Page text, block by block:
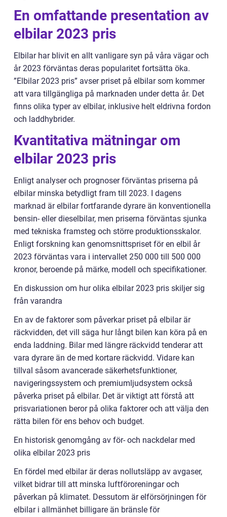
En omfattande presentation av
elbilar 2023 pris
Elbilar har blivit en allt vanligare syn på våra vägar och
år 2023 förväntas deras popularitet fortsätta öka.
”Elbilar 2023 pris” avser priset på elbilar som kommer
att vara tillgängliga på marknaden under detta år. Det
finns olika typer av elbilar, inklusive helt eldrivna fordon
och laddhybrider.
Kvantitativa mätningar om
elbilar 2023 pris
Enligt analyser och prognoser förväntas priserna på
elbilar minska betydligt fram till 2023. I dagens
marknad är elbilar fortfarande dyrare än konventionella
bensin- eller dieselbilar, men priserna förväntas sjunka
med tekniska framsteg och större produktionsskalor.
Enligt forskning kan genomsnittspriset för en elbil år
2023 förväntas vara i intervallet 250 000 till 500 000
kronor, beroende på märke, modell och specifikationer.
En diskussion om hur olika elbilar 2023 pris skiljer sig
från varandra
En av de faktorer som påverkar priset på elbilar är
räckvidden, det vill säga hur långt bilen kan köra på en
enda laddning. Bilar med längre räckvidd tenderar att
vara dyrare än de med kortare räckvidd. Vidare kan
tillval såsom avancerade säkerhetsfunktioner,
navigeringssystem och premiumljudsystem också
påverka priset på elbilar. Det är viktigt att förstå att
prisvariationen beror på olika faktorer och att välja den
rätta bilen för ens behov och budget.
En historisk genomgång av för- och nackdelar med
olika elbilar 2023 pris
En fördel med elbilar är deras nollutsläpp av avgaser,
vilket bidrar till att minska luftföroreningar och
påverkan på klimatet. Dessutom är elförsörjningen för
elbilar i allmänhet billigare än bränsle för